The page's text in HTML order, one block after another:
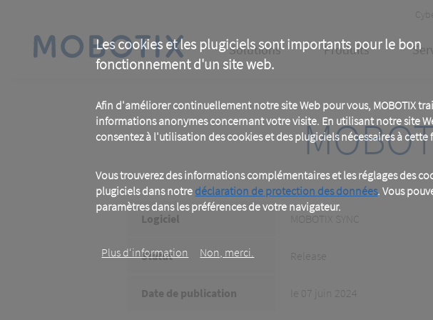
Les cookies et les plugiciels sont importants pour le bon
fonctionnement d'un site web.
Afin d'améliorer continuellement notre site Web pour vous, MOBOTIX
informations anonymes concernant votre visite. En utilisant notre site
consentez à l'utilisation des cookies et des plugiciels nécessaires à cette
Vous trouverez des informations complémentaires et les réglages des
plugiciels dans notre déclaration de protection des données. Vous
paramètres dans les préférences de votre navigateur.
Plus d‘information Non, merci.
content
Main
navigation
Solutions Produits
Logiciel MOBOTIX SYNC
Statut Release
Date de publication le 07 juin 2024